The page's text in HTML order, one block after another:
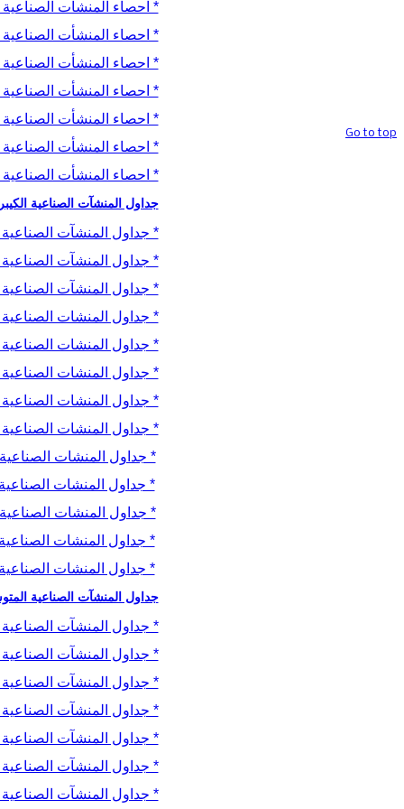
* احصاء المنشأت الصناعية
* احصاء المنشأت الصناعية
* احصاء المنشأت الصناعية
* احصاء المنشأت الصناعية
* احصاء المنشأت الصناعية
* احصاء المنشأت الصناعية
* احصاء المنشأت الصناعية
جداول المنشآت الصناعية
* جداول المنشآت الصناعية
* جداول المنشآت الصناعية
* جداول المنشآت الصناعية
* جداول المنشات الصناعية
* جداول المنشات الصناعية
* جداول المنشات الصناعية
* جداول المنشات الصناعية
* جداول المنشات الصناعية
* جداول المنشات الصناعية
* جداول المنشات الصناعية
* جداول المنشات الصناعية
* جداول المنشات الصناعية
* جداول المنشات الصناعية
جداول المنشآت الصناعية
* جداول المنشآت الصناعية
* جداول المنشآت الصناعية
* جداول المنشآت الصناعية
* جداول المنشآت الصناعية
* جداول المنشآت الصناعية
* جداول المنشآت الصناعية
* جداول المنشآت الصناعية
Go to top